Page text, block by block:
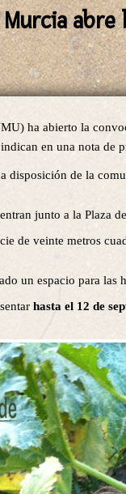
ha abierto la
en una nota de
disposición de la
junto a la Plaza
de veinte metros
un espacio para las
hasta el 12 de